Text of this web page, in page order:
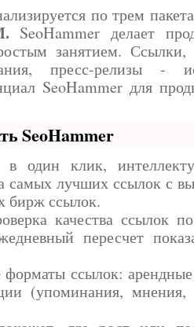
по трем
SeoHammer делает
занятием. Ссылки,
пресс-релизы -
SeoHammer для
SeoHammer
один клик,
самых лучших ссылок с
бирж ссылок.
качества ссылок
пересчет
ссылок:
(упоминания, мнения,